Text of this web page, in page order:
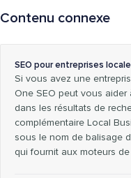
Contenu connexe
SEO pour entreprises
Si vous avez une
One SEO peut vous aider
dans les résultats de
complémentaire Local
sous le nom de balisage
qui fournit aux moteurs